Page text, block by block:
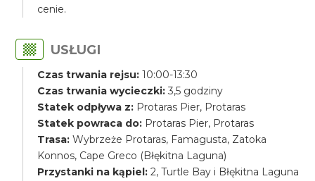
cenie.
USŁUGI
Czas trwania rejsu: 10:00-13:30
Czas trwania wycieczki: 3,5 godziny
Statek odpływa z: Protaras Pier, Protaras
Statek powraca do: Protaras Pier, Protaras
Trasa: Wybrzeże Protaras, Famagusta, Zatoka
Konnos, Cape Greco (Błękitna Laguna)
Przystanki na kąpiel: 2, Turtle Bay i Błękitna Laguna